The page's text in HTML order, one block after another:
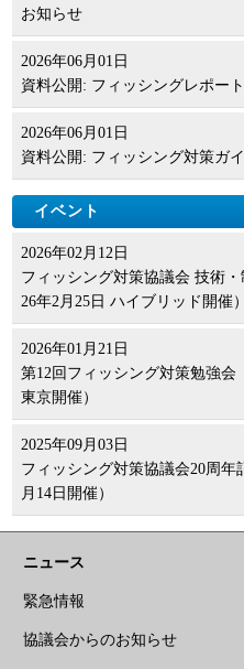
お知らせ
2026年06月01日
資料公開: フィッシングレポー
2026年06月01日
資料公開: フィッシング対策ガ
イベント
2026年02月12日
フィッシング対策協議会 技術
26年2月25日 ハイブリッド開催）
2026年01月21日
第12回フィッシング対策勉強
東京開催）
2025年09月03日
フィッシング対策協議会20周年
月14日開催）
ニュース
緊急情報
協議会からのお知らせ